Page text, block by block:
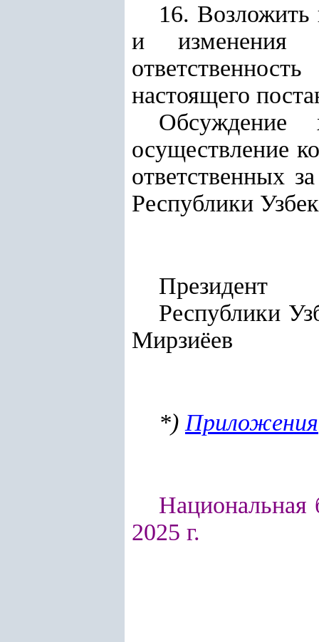
16.
и изменения
настоящего
Обсуждение
осуществление
ответственных
Республики
Президент
Мирзиёев
*) Приложения
Национальная
2025 г.